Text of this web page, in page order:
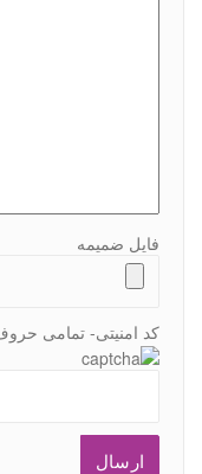
فایل ضمیمه
کد امنیتی- تمامی